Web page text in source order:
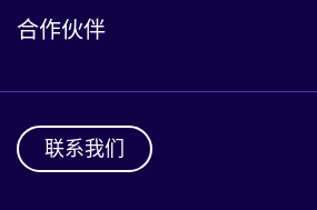
合作伙伴
联系我们